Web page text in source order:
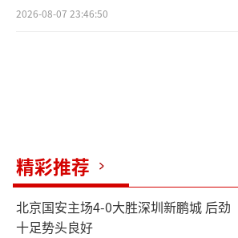
2026-08-07 23:46:50
精彩推荐
北京国安主场4-0大胜深圳新鹏城 后劲
十足势头良好